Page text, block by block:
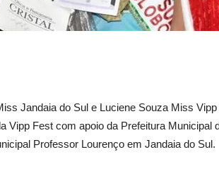
Jandaia do Sul e Luciene Souza Miss
Vipp Fest com apoio da Prefeitura Municipal
Professor Lourenço em Jandaia do Sul.